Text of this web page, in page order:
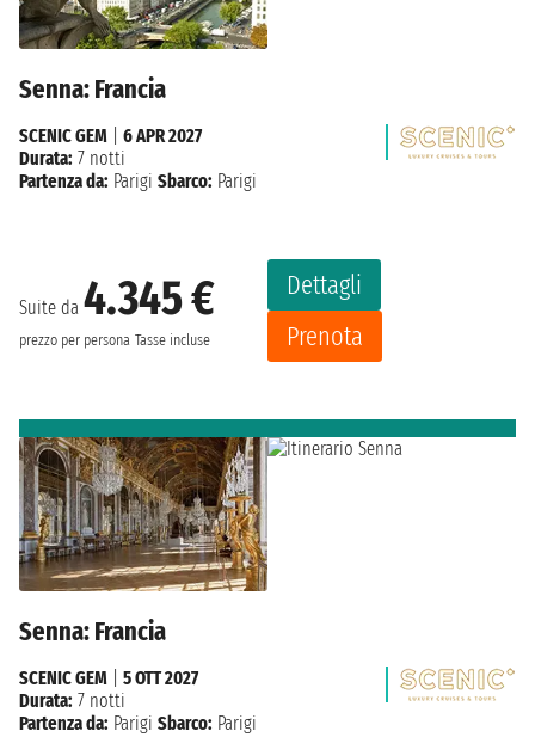
Senna: Francia
Suite da 4.345 €
prezzo per persona Tasse incluse
Dettagli
Prenota
SCENIC GEM
6 APR 2027
Durata: 7 notti
Partenza da: Parigi Sbarco: Parigi
Senna: Francia
SCENIC GEM
5 OTT 2027
Durata: 7 notti
Partenza da: Parigi Sbarco: Parigi